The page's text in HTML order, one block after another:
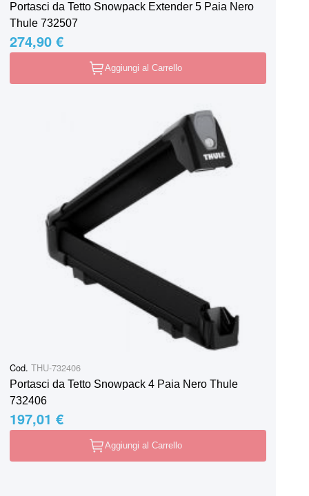
Portasci da Tetto Snowpack Extender 5 Paia Nero
Thule 732507
274,90 €
Aggiungi al Carrello
Cod. THU-732406
Portasci da Tetto Snowpack 4 Paia Nero Thule
732406
197,01 €
Aggiungi al Carrello